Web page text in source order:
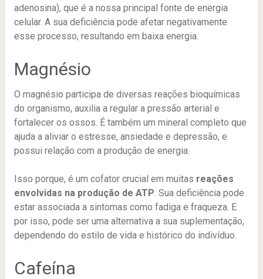
adenosina), que é a nossa principal fonte de energia
celular. A sua deficiência pode afetar negativamente
esse processo, resultando em baixa energia.
Magnésio
O magnésio participa de diversas reações bioquímicas
do organismo, auxilia a regular a pressão arterial e
fortalecer os ossos. É também um mineral completo que
ajuda a aliviar o estresse, ansiedade e depressão, e
possui relação com a produção de energia.
Isso porque, é um cofator crucial em muitas reações
envolvidas na produção de ATP . Sua deficiência pode
estar associada a sintomas como fadiga e fraqueza. E
por isso, pode ser uma alternativa a sua suplementação,
dependendo do estilo de vida e histórico do indivíduo.
Cafeína